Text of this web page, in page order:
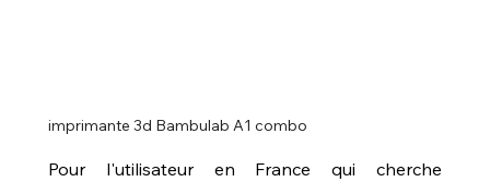
imprimante 3d Bambulab A1 combo
Pour l'utilisateur en France qui cherche